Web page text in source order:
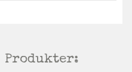
Produkter: